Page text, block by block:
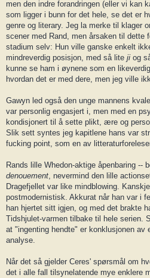
men den indre forandringen (eller vi kan
som ligger i bunn for det hele, se det er
genre og literary. Jeg la merke til klager
scener med Rand, men årsaken til dette
stadium selv: Hun ville ganske enkelt
mindreverdig posisjon, med så lite ji og
kunne se ham i øynene som en
hvordan det er med dere, men jeg ville
Gawyn led også den unge mannens
var personlig engasjert i, men med en
kondisjonert til å sette plikt, ære og
Slik sett syntes jeg kapitlene hans var
fucking point, som en av
Rands lille Whedon-aktige åpenbaring --
denouement, nevermind den lille
Dragefjellet var like mindblowing.
postmodernistisk. Akkurat når han var i
han hjertet sitt igjen, og med det brakte
Tidshjulet-varmen tilbake til hele serien.
at "ingenting hendte" er konklusjonen av
analyse.
Når det så gjelder Ceres' spørsmål om
det i alle fall tilsynelatende mye enklere